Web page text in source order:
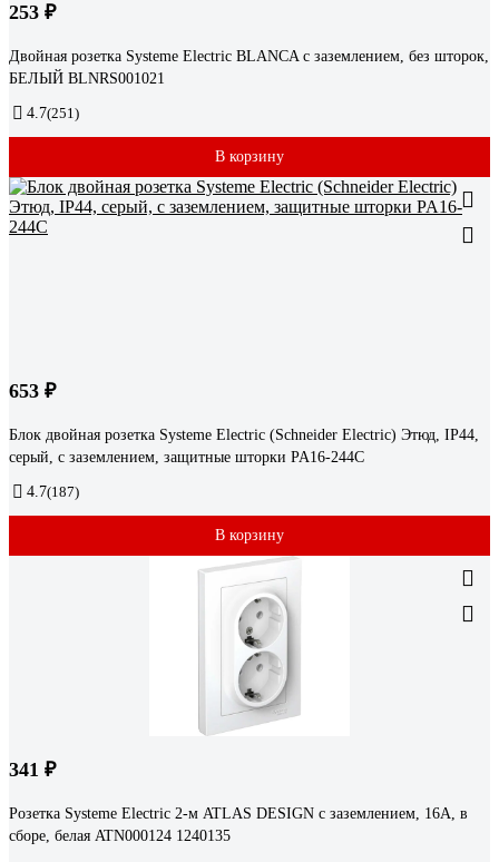
253 ₽
Двойная розетка Systeme Electric BLANCA с заземлением, без шторок,
БЕЛЫЙ BLNRS001021
4.7(251)
В корзину
653 ₽
Блок двойная розетка Systeme Electric (Schneider Electric) Этюд, IP44,
серый, с заземлением, защитные шторки PA16-244C
4.7(187)
В корзину
341 ₽
Розетка Systeme Electric 2-м ATLAS DESIGN с заземлением, 16А, в
сборе, белая ATN000124 1240135